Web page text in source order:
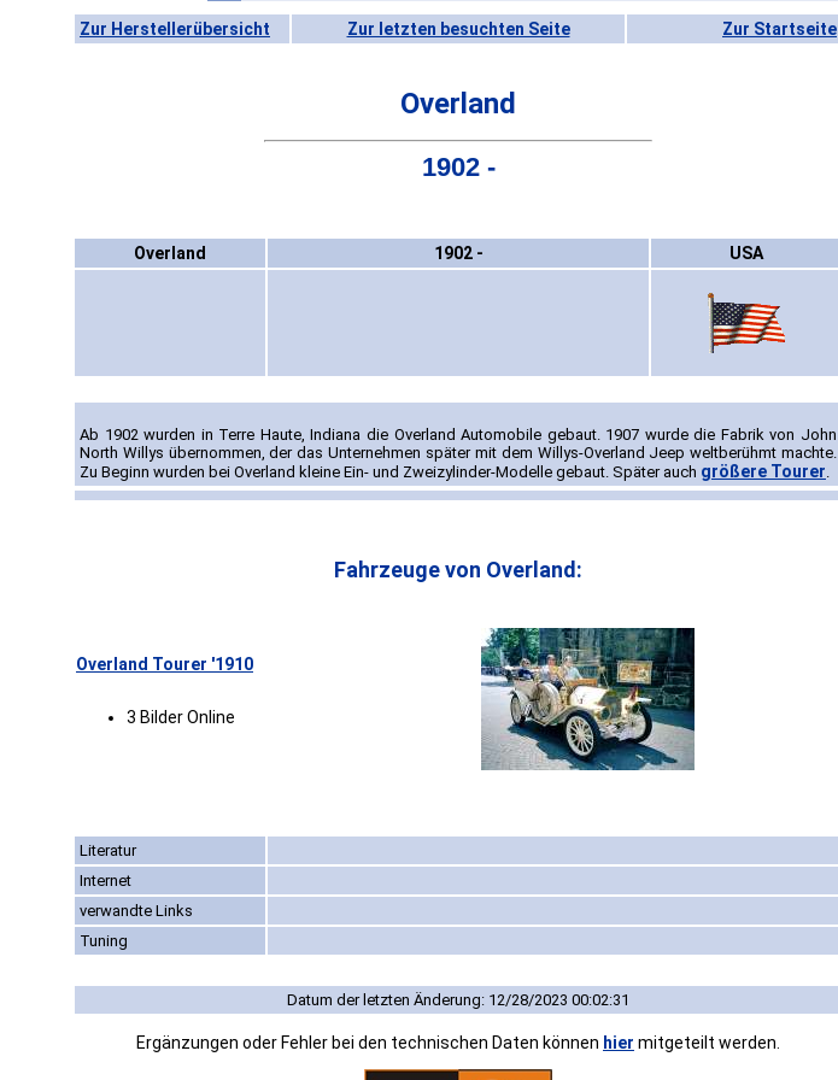
Zur Herstellerübersicht Zur letzten besuchten Seite Zur Startseite
Overland
1902 -
Overland 1902 - USA
Ab 1902 wurden in Terre Haute, Indiana die Overland Automobile gebaut. 1907 wurde die Fabrik von John
North Willys übernommen, der das Unternehmen später mit dem Willys-Overland Jeep weltberühmt machte.
Zu Beginn wurden bei Overland kleine Ein- und Zweizylinder-Modelle gebaut. Später auch größere Tourer.
Fahrzeuge von Overland:
Overland Tourer '1910
3 Bilder Online
Literatur
Internet
verwandte Links
Tuning
Datum der letzten Änderung: 12/28/2023 00:02:31
Ergänzungen oder Fehler bei den technischen Daten können hier mitgeteilt werden.